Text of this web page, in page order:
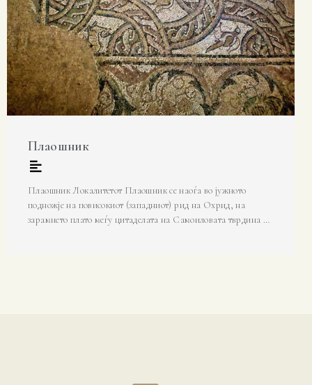
Плаошник
Плаошник Локалитетот Плаошник се наоѓа во јужното
подножје на повисокиот (западниот) рид на Охрид, на
зарамнето плато меѓу цитаделата на Самоиловата тврдина …